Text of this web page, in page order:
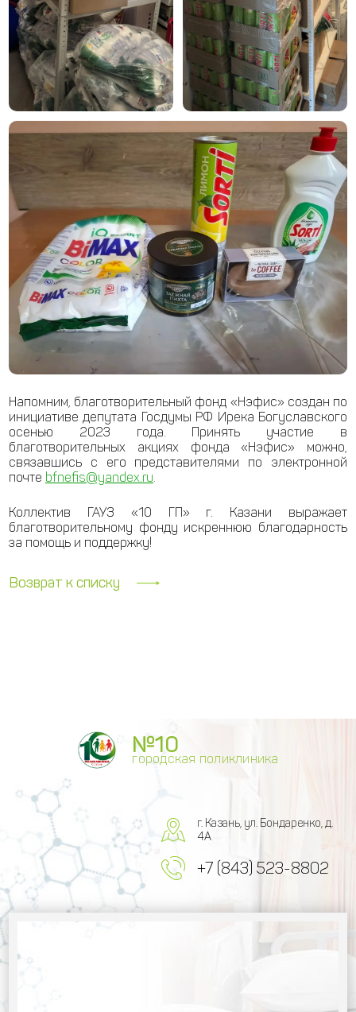
Напомним, благотворительный фонд «Нэфис» создан по
инициативе депутата Госдумы РФ Ирека Богуславского
осенью 2023 года. Принять участие в
благотворительных акциях фонда «Нэфис» можно,
связавшись с его представителями по электронной
почте bfnefis@yandex.ru.
Коллектив ГАУЗ «10 ГП» г. Казани выражает
благотворительному фонду искреннюю благодарность
за помощь и поддержку!
Возврат к списку
№10
городская поликлиника
г. Казань, ул. Бондаренко, д.
4А
+7 (843) 523-8802